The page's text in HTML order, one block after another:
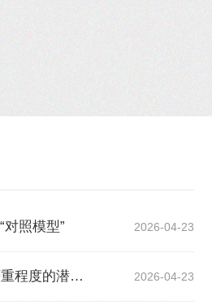
照模型” 2026-04-23
复旦大学附属眼耳鼻喉科医院竺向佳教授团队：基于SS-OCTA的虹膜血管定量分析——近视性黄斑变性严重程度的潜在生物标志物 2026-04-23